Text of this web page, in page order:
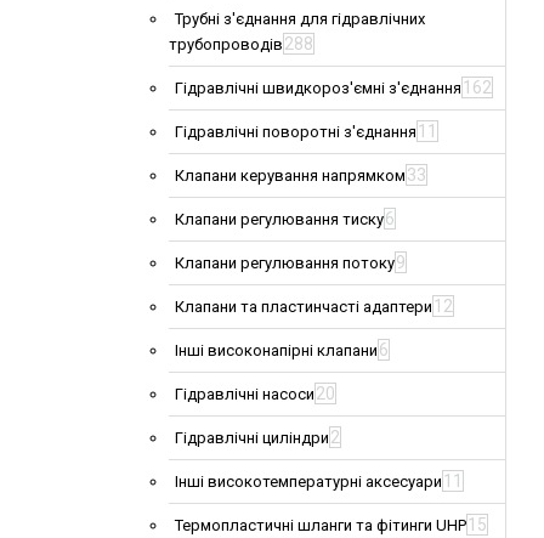
Трубні з'єднання для гідравлічних
трубопроводів 288
Гідравлічні швидкороз'ємні з'єднання 162
Гідравлічні поворотні з'єднання 11
Клапани керування напрямком 33
Клапани регулювання тиску6
Клапани регулювання потоку9
Клапани та пластинчасті адаптери 12
Інші високонапірні клапани 6
Гідравлічні насоси 20
Гідравлічні циліндри 2
Інші високотемпературні аксесуари 11
Термопластичні шланги та фітинги UHP 15